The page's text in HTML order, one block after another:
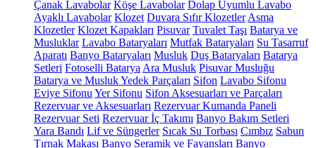
Çanak Lavabolar Köşe Lavabolar Dolap Uyumlu Lavabo
Ayaklı Lavabolar Klozet Duvara Sıfır Klozetler Asma
Klozetler Klozet Kapakları Pisuvar Tuvalet Taşı Batarya ve
Musluklar Lavabo Bataryaları Mutfak Bataryaları Su Tasarruf
Aparatı Banyo Bataryaları Musluk Duş Bataryaları Batarya
Setleri Fotoselli Batarya Ara Musluk Pisuvar Musluğu
Batarya ve Musluk Yedek Parçaları Sifon Lavabo Sifonu
Eviye Sifonu Yer Sifonu Sifon Aksesuarları ve Parçaları
Rezervuar ve Aksesuarları Rezervuar Kumanda Paneli
Rezervuar Seti Rezervuar İç Takımı Banyo Bakım Setleri
Yara Bandı Lif ve Süngerler Sıcak Su Torbası Cımbız Sabun
Tırnak Makası Banyo Seramik ve Fayansları Banyo